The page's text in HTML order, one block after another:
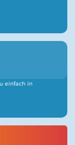
einfach in